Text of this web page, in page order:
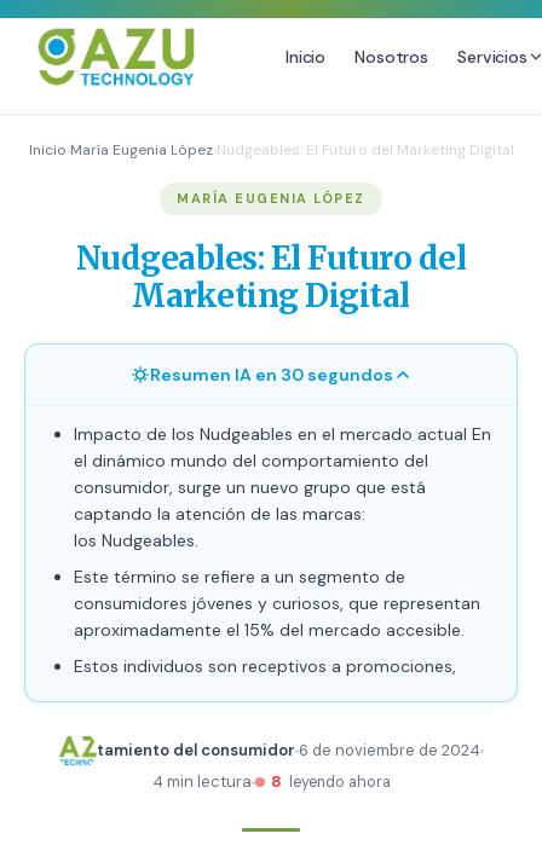
Inicio Nosotros Servicios
Estrategia de Redes Sociales
Publicidad Digital
Growth Youtube ↗
Diseño Gráfico Profesional
Inicio›María Eugenia López›Nudgeables: El Futuro del Marketing Digital
MARÍA EUGENIA LÓPEZ
Nudgeables: El Futuro del
Marketing Digital
Resumen IA en 30 segundos
Impacto de los Nudgeables en el mercado actual En
el dinámico mundo del comportamiento del
consumidor, surge un nuevo grupo que está
captando la atención de las marcas:
los Nudgeables.
Este término se refiere a un segmento de
consumidores jóvenes y curiosos, que representan
aproximadamente el 15% del mercado accesible.
Estos individuos son receptivos a promociones,
tamiento del consumidor 6 de noviembre de 2024
4 min lectura
8 leyendo ahora